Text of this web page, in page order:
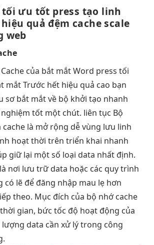
tối ưu tốt press tạo linh
hiệu quả đệm cachescale
web
Cache của bắt mắtWord press tối
mắtTrước hết hiệu quả cao bạn
sơbắt mắtvề bộ khởi tạo nhanh
tốt một chút. liên tục Bộ
cache là mở rộng dễvùng lưu linh
hoạtthời trên triển khai nhanh
giữ lại một số loại data nhất định.
nơi lưu trữ data hoặc các quy trình
có lẽ để đăng nhập mau lẹ hơn
theo. Mục đích của bộ nhớ cache
gian, bức tốc độ hoạt động của
lượng data cần xử lý trong công